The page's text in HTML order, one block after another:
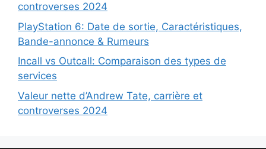
controverses 2024
PlayStation 6: Date de sortie, Caractéristiques,
Bande-annonce & Rumeurs
Incall vs Outcall: Comparaison des types de
services
Valeur nette d’Andrew Tate, carrière et
controverses 2024